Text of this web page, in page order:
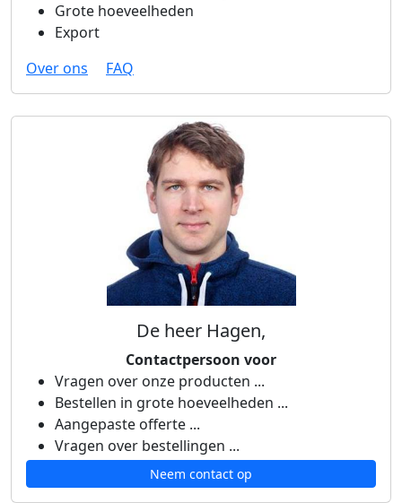
Grote hoeveelheden
Export
Over ons
FAQ
De heer Hagen,
Contactpersoon voor
Vragen over onze producten ...
Bestellen in grote hoeveelheden ...
Aangepaste offerte ...
Vragen over bestellingen ...
Neem contact op